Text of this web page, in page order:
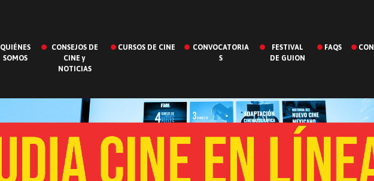
QUIÉNES
SOMOS
CONSEJOS DE
CINE y
NOTICIAS
CURSOS DE CINE
CONVOCATORIA
S
FESTIVAL
DE GUION
FAQS